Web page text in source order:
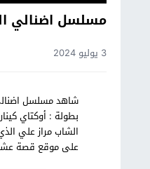
مسلسل اضنالي الحلقة
3 يوليو 2024
بطولة : أوكتاي
الشاب مراز علي
على موقع قصة